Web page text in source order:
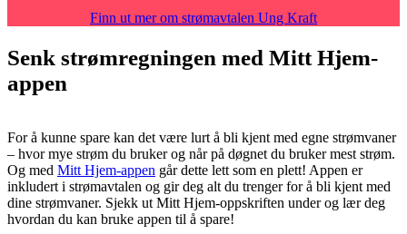
Finn ut mer om strømavtalen Ung Kraft
Senk strømregningen med Mitt Hjem-
appen
For å kunne spare kan det være lurt å bli kjent med egne strømvaner
– hvor mye strøm du bruker og når på døgnet du bruker mest strøm.
Og med Mitt Hjem-appen går dette lett som en plett! Appen er
inkludert i strømavtalen og gir deg alt du trenger for å bli kjent med
dine strømvaner. Sjekk ut Mitt Hjem-oppskriften under og lær deg
hvordan du kan bruke appen til å spare!